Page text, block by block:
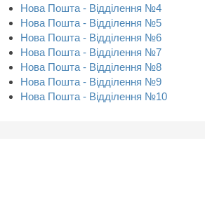
Нова Пошта - Відділення №4
Нова Пошта - Відділення №5
Нова Пошта - Відділення №6
Нова Пошта - Відділення №7
Нова Пошта - Відділення №8
Нова Пошта - Відділення №9
Нова Пошта - Відділення №10